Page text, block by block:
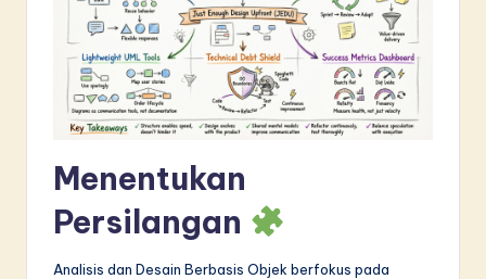
Menentukan
Persilangan
Analisis dan Desain Berbasis Objek berfokus pada